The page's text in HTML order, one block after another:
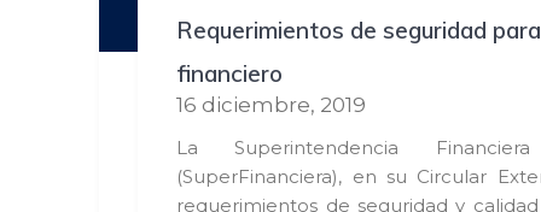
Requerimientos de seguridad
financiero
16 diciembre, 2019
La Superintendencia
(SuperFinanciera), en su Circular
requerimientos de seguridad y